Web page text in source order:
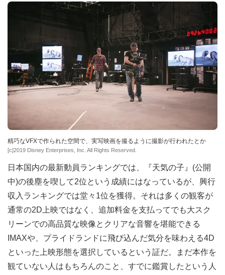
精巧なVFXで作られた空間で、実写映画を撮るように撮影が行われたとか
[c]2019 Disney Enterprises, Inc. All Rights Reserved.
日本国内の最新動員ランキングでは、『天気の子』(公開
中)の後塵を喫して2位という成績にはなっているが、興行
収入ランキングでは堂々1位を獲得。それは多くの観客が
通常の2D上映ではなく、追加料金を支払ってでも大スク
リーンでの高品質な映像とクリアな音響を堪能できる
IMAXや、プライドランドに飛び込んだ気分を味わえる4D
といった上映形態を選択しているという証だ。まだ本作を
観ていない人はもちろんのこと、すでに鑑賞したという人